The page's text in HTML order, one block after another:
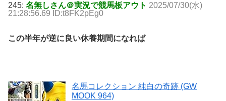
245: 名無しさん＠実況で競馬板アウト 2025/07/30(水)
21:28:56.69 ID:t8FK2pEg0
この半年が逆に良い休養期間になれば
名馬コレクション 純白の奇跡 (GW
MOOK 964)